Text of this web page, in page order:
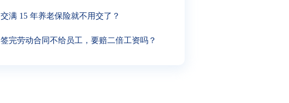
交满 15 年养老保险就不用交了？
签完劳动合同不给员工，要赔二倍工资吗？